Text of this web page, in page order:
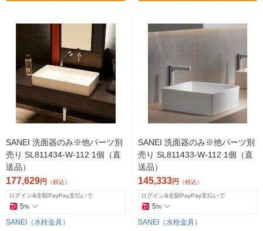
SANEI 洗面器のみ※他パーツ別
売り SL811434-W-112 1個（直
送品）
177,629円 （税込）
ログイン&全額PayPay支払いで
5%
SANEI（水栓金具）
SANEI 洗面器のみ※他パーツ別
売り SL811433-W-112 1個（直
送品）
145,333円 （税込）
ログイン&全額PayPay支払いで
5%
SANEI（水栓金具）